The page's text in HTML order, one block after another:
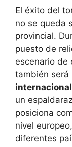
El éxito del
no se queda
provincial.
puesto de
escenario de
también será
un
posiciona
nivel
diferentes